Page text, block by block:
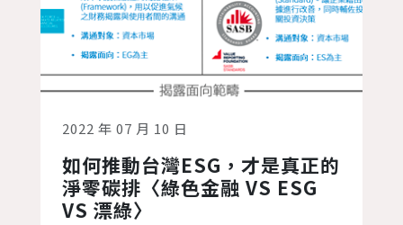
2022 年 07 月 10 日
如何推動台灣ESG，才是真正的
淨零碳排〈綠色金融 VS ESG
VS 漂綠〉